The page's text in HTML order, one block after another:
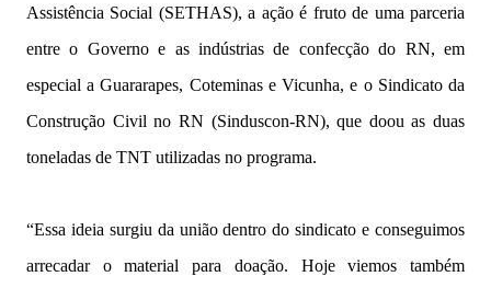
Assistência Social (SETHAS), a ação é fruto de uma parceria
entre o Governo e as indústrias de confecção do RN, em
especial a Guararapes, Coteminas e Vicunha, e o Sindicato da
Construção Civil no RN (Sinduscon-RN), que doou as duas
toneladas de TNT utilizadas no programa.
“Essa ideia surgiu da união dentro do sindicato e conseguimos
arrecadar o material para doação. Hoje viemos também